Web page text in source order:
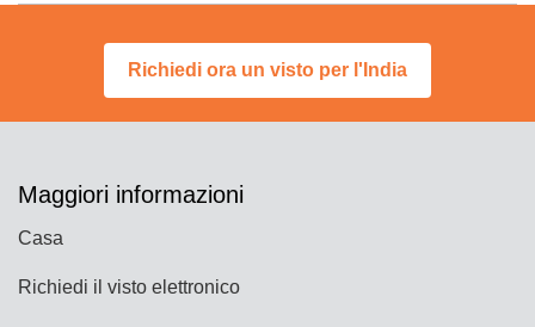
Richiedi ora un visto per l'India
Maggiori informazioni
Casa
Richiedi il visto elettronico